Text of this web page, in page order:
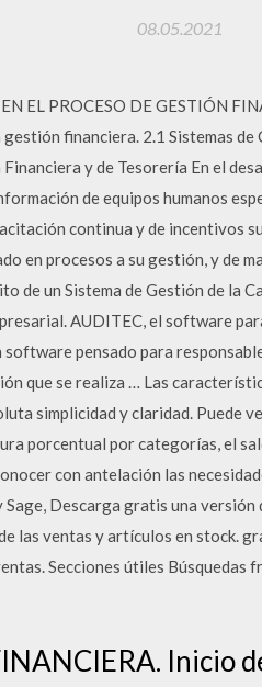
08.05.2021
EL PROCESO DE GESTIÓN
financiera. 2.1 Sistemas
y de Tesorería En el
de equipos humanos
continua y de incentivos
en procesos a su gestión, y de
de un Sistema de Gestión de la
AUDITEC, el software
pensado para
que se realiza … Las
simplicidad y claridad. Puede
porcentual por categorías, el
con antelación las
Descarga gratis una
las ventas y artículos en stock.
Secciones útiles Búsquedas
Inicio